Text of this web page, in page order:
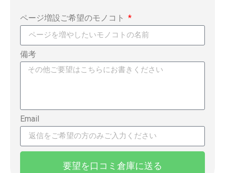
ページ増設ご希望のモノコト
備考
Email
要望を口コミ倉庫に送る